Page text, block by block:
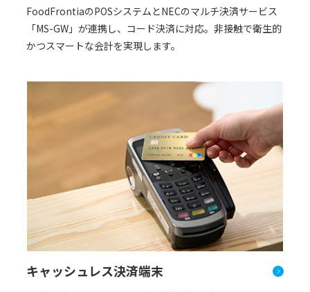
FoodFrontiaのPOSシステムとNECのマルチ決済サービス
「MS-GW」が連携し、コード決済に対応。非接触で衛生的
かつスマートな会計を実現します。
キャッシュレス決済端末